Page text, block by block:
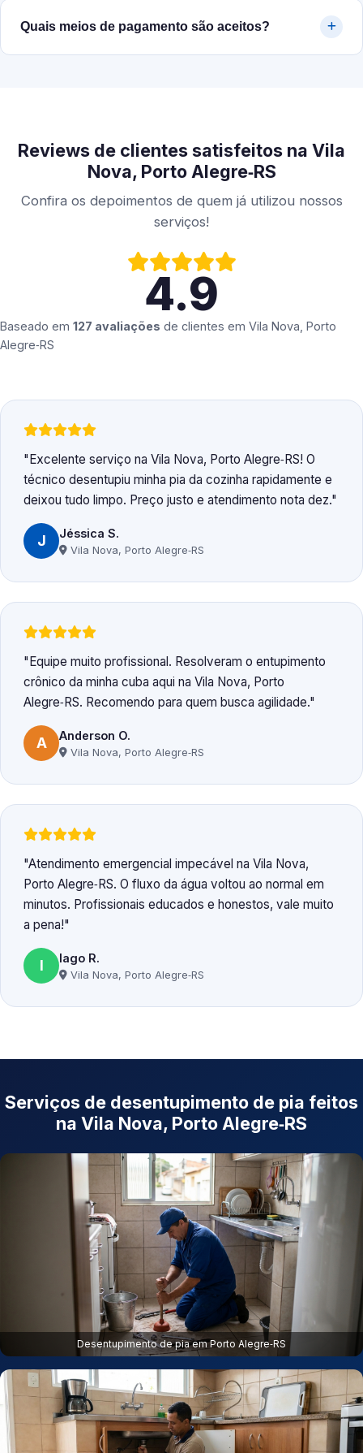
Quais meios de pagamento são aceitos?
Reviews de clientes satisfeitos na Vila
Nova, Porto Alegre‑RS
Confira os depoimentos de quem já utilizou nossos
serviços!
4.9
Baseado em 127 avaliações de clientes em Vila Nova, Porto
Alegre‑RS
Excelente serviço na Vila Nova, Porto Alegre‑RS! O
técnico desentupiu minha pia da cozinha rapidamente e
deixou tudo limpo. Preço justo e atendimento nota dez.
J Jéssica S.
Vila Nova, Porto Alegre‑RS
Equipe muito profissional. Resolveram o entupimento
crônico da minha cuba aqui na Vila Nova, Porto
Alegre‑RS. Recomendo para quem busca agilidade.
A Anderson O.
Vila Nova, Porto Alegre‑RS
Atendimento emergencial impecável na Vila Nova,
Porto Alegre‑RS. O fluxo da água voltou ao normal em
minutos. Profissionais educados e honestos, vale muito
a pena!
I Iago R.
Vila Nova, Porto Alegre‑RS
Serviços de desentupimento de pia feitos
na Vila Nova, Porto Alegre‑RS
Desentupimento de pia em Porto Alegre‑RS